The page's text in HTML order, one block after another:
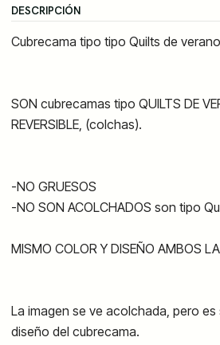
DESCRIPCIÓN
Cubrecama tipo tipo Quilts de
SON cubrecamas tipo QUILTS DE
REVERSIBLE, (colchas).
-NO GRUESOS
-NO SON ACOLCHADOS son tipo
MISMO COLOR Y DISEÑO AMBOS
La imagen se ve acolchada, pero
diseño del cubrecama.